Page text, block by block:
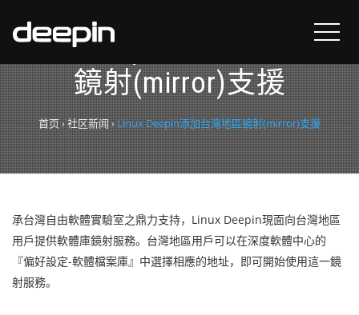
Linux Deepin添加台灣地區
鏡射(mirror)支援
首页 ›社区新闻 ›Linux Deepin添加台灣地區鏡射(mirror)支援
承台灣自由軟體實驗室之鼎力支持，Linux Deepin現面向台灣地區
用戶提供軟體庫鏡射服務。台灣地區用戶可以在深度軟體中心的
『偏好設定-軟體檔案庫』中選擇相應的地址，即可開始使用這一鏡
射服務。